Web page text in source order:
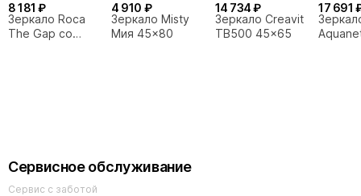
8 181 ₽
Зеркало Roca
The Gap со
4 910 ₽
Зеркало Misty
Мия 45x80
14 734 ₽
Зеркало Creavit
TB500 45x65
17 691
Сервисное обслуживание
Сервис с заботой